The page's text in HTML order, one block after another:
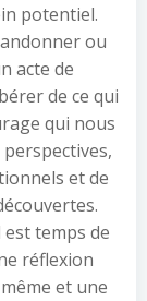
potentiel.
ou
acte de
de ce qui
qui nous
et de
est temps de
réflexion
et une